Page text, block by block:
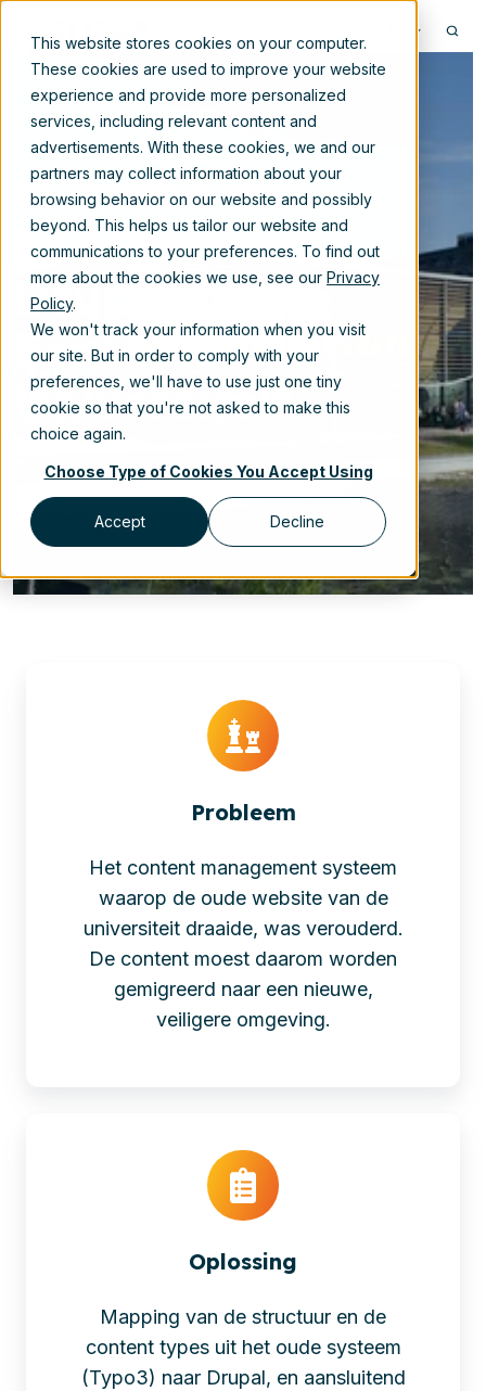
This website stores cookies on your computer.
These cookies are used to improve your website
experience and provide more personalized
services, including relevant content and
advertisements. With these cookies, we and our
partners may collect information about your
browsing behavior on our website and possibly
beyond. This helps us tailor our website and
communications to your preferences. To find out
more about the cookies we use, see our Privacy
Policy.
We won't track your information when you visit
our site. But in order to comply with your
preferences, we'll have to use just one tiny
cookie so that you're not asked to make this
choice again.
Choose Type of Cookies You Accept Using
Accept Decline
Migratie van
TYPO3 naar
Drupal bij de
Erasmus
Universiteit
6-jun-2019 13:30:00
Probleem
Het content management systeem
waarop de oude website van de
universiteit draaide, was verouderd.
De content moest daarom worden
gemigreerd naar een nieuwe,
veiligere omgeving.
Oplossing
Mapping van de structuur en de
content types uit het oude systeem
(Typo3) naar Drupal, en aansluitend